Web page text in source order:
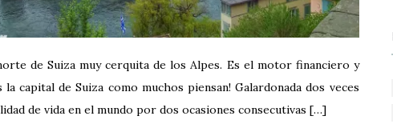
de Suiza muy cerquita de los Alpes. Es el motor financiero y
capital de Suiza como muchos piensan! Galardonada dos veces
de vida en el mundo por dos ocasiones consecutivas […]